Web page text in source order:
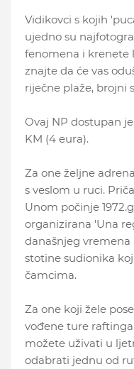
Vidikovci s kojih
ujedno su
fenomena i krenete
znajte da će vas
riječne plaže, brojni
Ovaj NP dostupan
KM (4 eura).
Za one željne
s veslom u ruci.
Unom počinje
organizirana 'Una
današnjeg vremena
stotine sudionika
čamcima.
Za one koji žele
vođene ture
možete uživati u
odabrati jednu od